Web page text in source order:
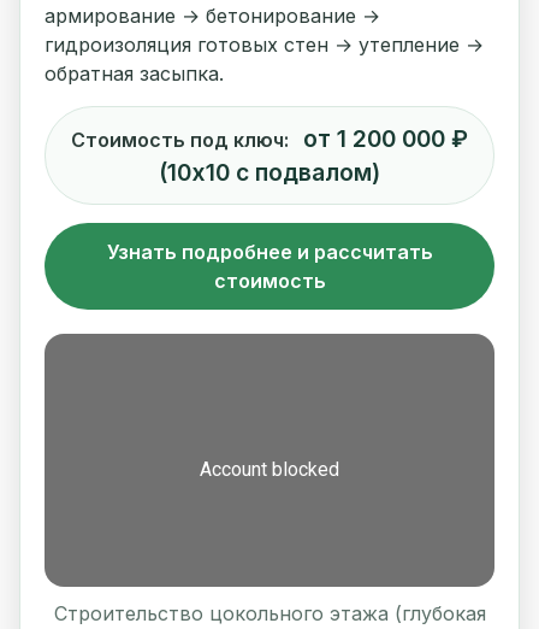
армирование → бетонирование →
гидроизоляция готовых стен → утепление →
обратная засыпка.
Стоимость под ключ:
от 1 200 000 ₽
(10х10 с подвалом)
Узнать подробнее и рассчитать
стоимость
Строительство цокольного этажа (глубокая